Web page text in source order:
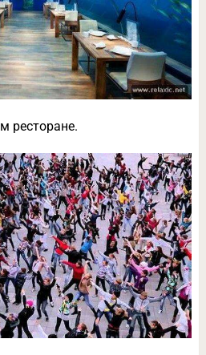
ресторане.